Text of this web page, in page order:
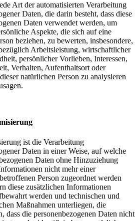
Art der automatisierten Verarbeitung
Daten, die darin besteht, dass diese
Daten verwendet werden, um
Aspekte, die sich auf eine
beziehen, zu bewerten, insbesondere,
Arbeitsleistung, wirtschaftlicher
persönlicher Vorlieben, Interessen,
Verhalten, Aufenthaltsort oder
natürlichen Person zu analysieren
ist die Verarbeitung
Daten in einer Weise, auf welche
Daten ohne Hinzuziehung
nicht mehr einer
Person zugeordnet werden
diese zusätzlichen Informationen
werden und technischen und
Maßnahmen unterliegen, die
dass die personenbezogenen Daten nicht